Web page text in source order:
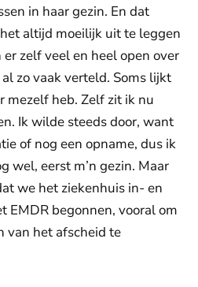
in haar gezin. En dat
altijd moeilijk uit te leggen
zelf veel en heel open over
zo vaak verteld. Soms lijkt
mezelf heb. Zelf zit ik nu
Ik wilde steeds door, want
of nog een opname, dus ik
wel, eerst m’n gezin. Maar
we het ziekenhuis in- en
EMDR begonnen, vooral om
van het afscheid te